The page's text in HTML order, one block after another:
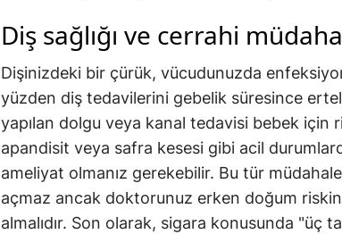
Diş sağlığı ve cerrahi
Dişinizdeki bir çürük, vücudunuzda
yüzden diş tedavilerini gebelik süresince
yapılan dolgu veya kanal tedavisi bebek için
apandisit veya safra kesesi gibi acil
ameliyat olmanız gerekebilir. Bu tür
açmaz ancak doktorunuz erken doğum
almalıdır. Son olarak, sigara konusunda "üç